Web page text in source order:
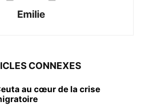
Emilie
CONNEXES
au cœur de la crise